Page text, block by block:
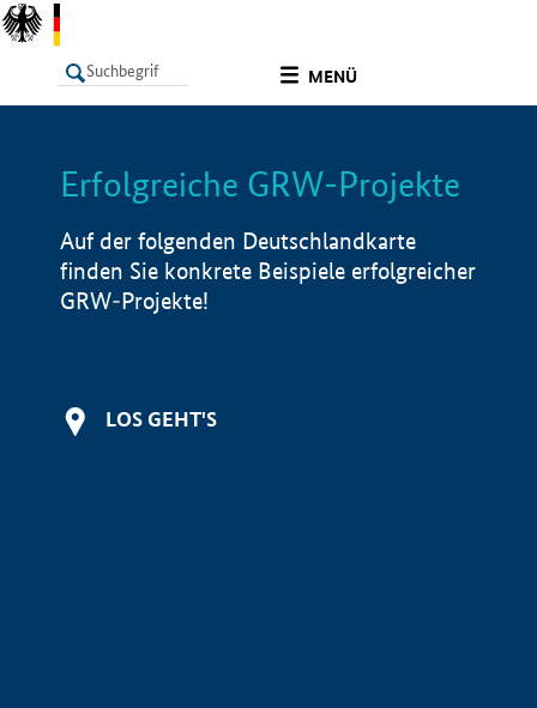
MENÜ
LISTE Info
Erfolgreiche GRW-Projekte
Auf der folgenden Deutschlandkarte
finden Sie konkrete Beispiele erfolgreicher
GRW-Projekte!
LOS GEHT'S